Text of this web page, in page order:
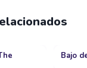
Bajo